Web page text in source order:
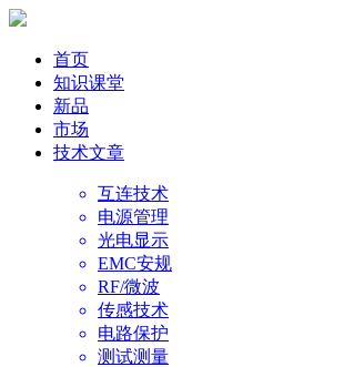
首页
知识课堂
新品
市场
技术文章
互连技术
电源管理
光电显示
EMC安规
RF/微波
传感技术
电路保护
测试测量